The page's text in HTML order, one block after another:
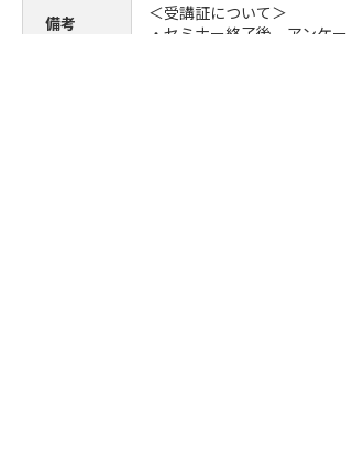
備考
＜受講証について＞
・セミナー終了後、アンケ